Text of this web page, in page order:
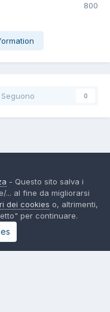
800
Seguono 0
have an account, sign in
- Questo sito salva i
... al fine da migliorarsi
dei cookies o, altrimenti,
per continuare.